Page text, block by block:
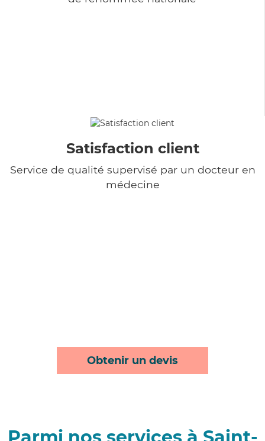
Satisfaction client
Service de qualité supervisé par un docteur en
médecine
Obtenir un devis